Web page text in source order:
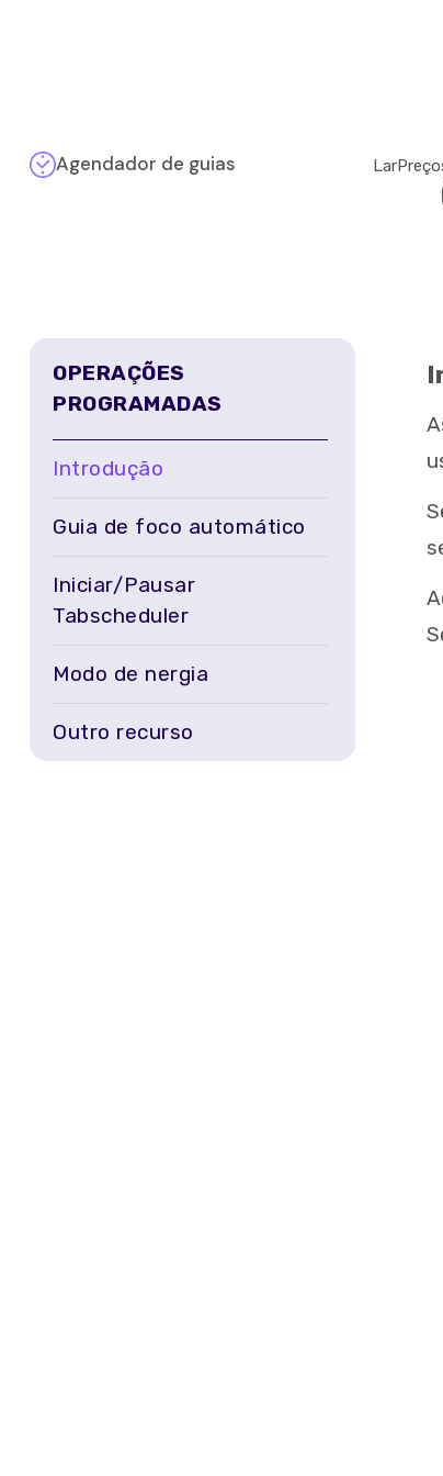
Agendador de guias Lar
OPERAÇÕES
PROGRAMADAS
Introdução
Guia de foco automático
Iniciar/Pausar
Tabscheduler
Modo de nergia
Outro recurso